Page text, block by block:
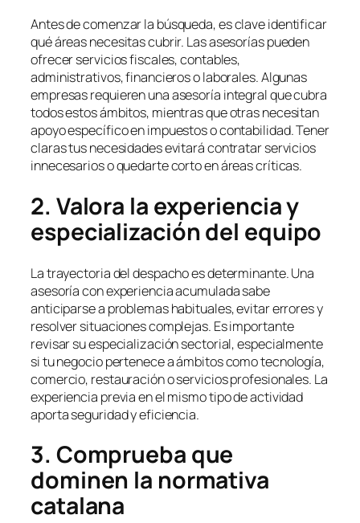
Antes de comenzar la búsqueda, es clave identificar
qué áreas necesitas cubrir. Las asesorías pueden
ofrecer servicios fiscales, contables,
administrativos, financieros o laborales. Algunas
empresas requieren una asesoría integral que cubra
todos estos ámbitos, mientras que otras necesitan
apoyo específico en impuestos o contabilidad. Tener
claras tus necesidades evitará contratar servicios
innecesarios o quedarte corto en áreas críticas.
2. Valora la experiencia y
especialización del equipo
La trayectoria del despacho es determinante. Una
asesoría con experiencia acumulada sabe
anticiparse a problemas habituales, evitar errores y
resolver situaciones complejas. Es importante
revisar su especialización sectorial, especialmente
si tu negocio pertenece a ámbitos como tecnología,
comercio, restauración o servicios profesionales. La
experiencia previa en el mismo tipo de actividad
aporta seguridad y eficiencia.
3. Comprueba que
dominen la normativa
catalana